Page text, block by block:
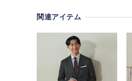
関連アイテム